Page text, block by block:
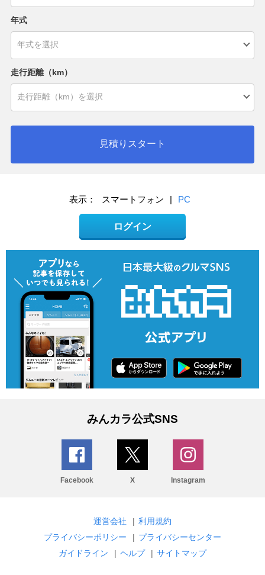
年式
走行距離（km）
見積りスタート
表示： スマートフォン | PC
ログイン
みんカラ公式SNS
Facebook X Instagram
運営会社 | 利用規約
プライバシーポリシー
| プライバシーセンター
ガイドライン
| ヘルプ | サイトマップ